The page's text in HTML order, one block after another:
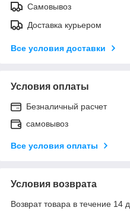
Самовывоз
Доставка курьером
Все условия доставки
Условия оплаты
Безналичный расчет
самовывоз
Все условия оплаты
Условия возврата
Возврат товара в течение 14